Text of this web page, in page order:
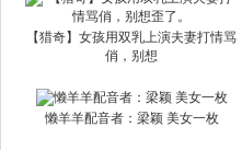
【猎奇】女孩用双乳上演夫妻打情骂
俏，别想
懒羊羊配音者：梁颖 美女一枚